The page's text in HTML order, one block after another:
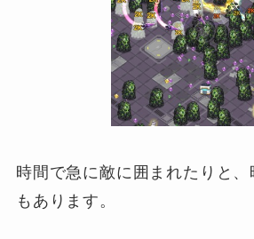
時間で急に敵に囲まれたりと
もあります。